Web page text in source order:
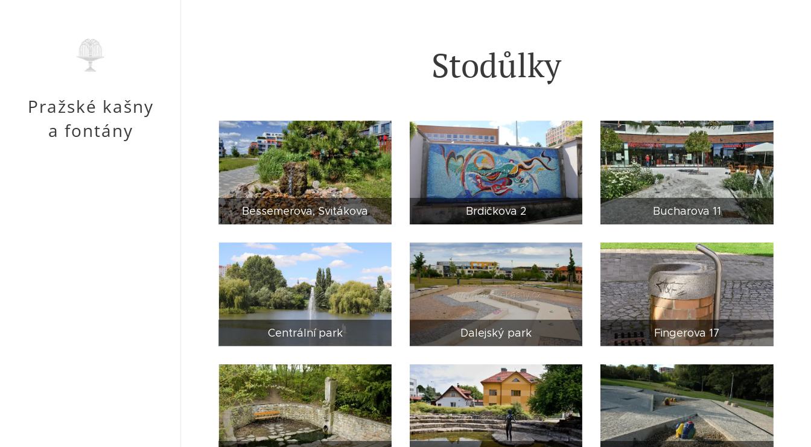
Pražské kašny
a fontány
Stodůlky
Bessemerova, Svitákova Brdičkova 2 Bucharova 11
Centrální park Dalejský park Fingerova 17